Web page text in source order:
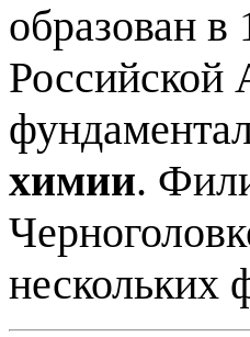
образован в
Российской
химии.
нескольких